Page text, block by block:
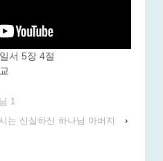
서 5장 4절
1
는 신실하신 하나님 아버지
›